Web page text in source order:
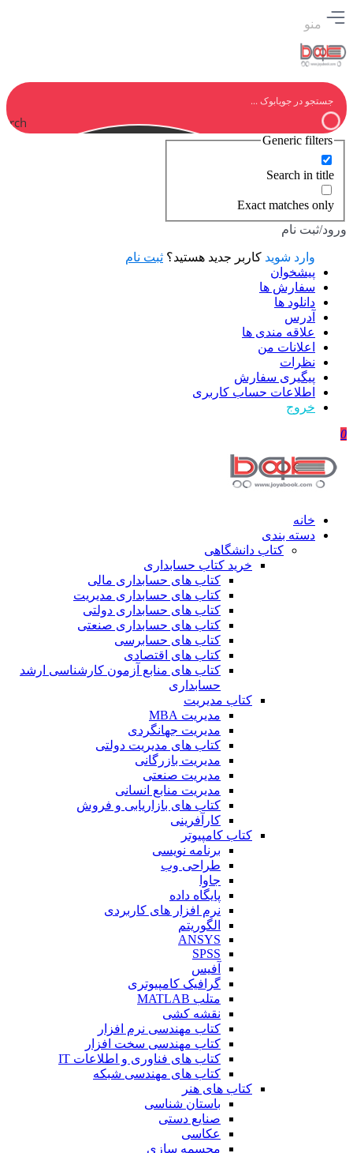
منو
Generic filters
Search in title
Exact matches only
ورود/ثبت نام
وارد شوید کاربر جدید هستید؟ ثبت نام
پیشخوان
سفارش ها
دانلود ها
آدرس
علاقه مندی ها
اعلانات من
نظرات
پیگیری سفارش
اطلاعات حساب كاربری
خروج
0
خانه
دسته بندی
کتاب دانشگاهی
خرید کتاب حسابداری
کتاب های حسابداری مالی
کتاب های حسابداری مدیریت
کتاب های حسابداری دولتی
کتاب های حسابداری صنعتی
کتاب های حسابرسی
کتاب های اقتصادی
کتاب های منابع آزمون کارشناسی ارشد
حسابداری
کتاب مدیریت
مدیریت MBA
مدیریت جهانگردی
کتاب های مدیریت دولتی
مدیریت بازرگانی
مدیریت صنعتی
مدیریت منابع انسانی
کتاب های بازاریابی و فروش
کارآفرینی
کتاب کامپیوتر
برنامه نویسی
طراحی وب
جاوا
پایگاه داده
نرم افزار های کاربردی
الگوریتم
ANSYS
SPSS
آفیس
گرافیک کامپیوتری
متلب MATLAB
نقشه کشی
کتاب مهندسی نرم افزار
کتاب مهندسی سخت افزار
کتاب های فناوری و اطلاعات IT
کتاب های مهندسی شبکه
کتاب های هنر
باستان شناسی
صنایع دستی
عکاسی
مجسمه سازی